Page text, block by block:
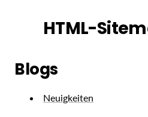
HTML-
Blogs
Neuigkeiten